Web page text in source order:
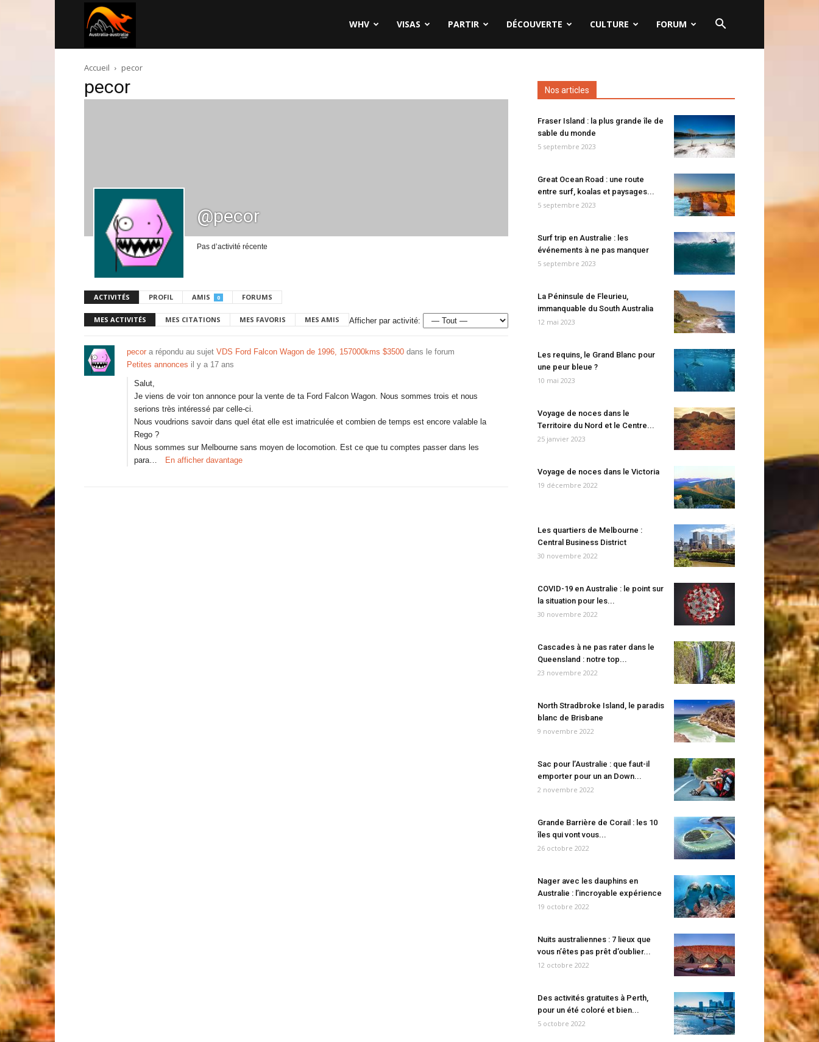
australie.com
WHV VISAS PARTIR DÉCOUVERTE CULTURE FORUM
Accueil pecor
pecor
@pecor
Pas d’activité récente
ACTIVITÉS PROFIL AMIS 0 FORUMS
MES ACTIVITÉS MES CITATIONS MES FAVORIS MES AMIS Afficher par activité:
pecor a répondu au sujet VDS Ford Falcon Wagon de 1996, 157000kms $3500 dans le forum
Petites annonces il y a 17 ans
Salut,
Je viens de voir ton annonce pour la vente de ta Ford Falcon Wagon. Nous sommes trois et nous
serions très intéressé par celle-ci.
Nous voudrions savoir dans quel état elle est imatriculée et combien de temps est encore valable la
Rego ?
Nous sommes sur Melbourne sans moyen de locomotion. Est ce que tu comptes passer dans les
para…
En afficher davantage
Nos articles
Fraser Island : la plus grande île de
sable du monde
5 septembre 2023
Great Ocean Road : une route
entre surf, koalas et paysages...
5 septembre 2023
Surf trip en Australie : les
événements à ne pas manquer
5 septembre 2023
La Péninsule de Fleurieu,
immanquable du South Australia
12 mai 2023
Les requins, le Grand Blanc pour
une peur bleue ?
10 mai 2023
Voyage de noces dans le
Territoire du Nord et le Centre...
25 janvier 2023
Voyage de noces dans le Victoria
19 décembre 2022
Les quartiers de Melbourne :
Central Business District
30 novembre 2022
COVID-19 en Australie : le point sur
la situation pour les...
30 novembre 2022
Cascades à ne pas rater dans le
Queensland : notre top...
23 novembre 2022
North Stradbroke Island, le paradis
blanc de Brisbane
9 novembre 2022
Sac pour l’Australie : que faut-il
emporter pour un an Down...
2 novembre 2022
Grande Barrière de Corail : les 10
îles qui vont vous...
26 octobre 2022
Nager avec les dauphins en
Australie : l’incroyable expérience
19 octobre 2022
Nuits australiennes : 7 lieux que
vous n’êtes pas prêt d’oublier...
12 octobre 2022
Des activités gratuites à Perth,
pour un été coloré et bien...
5 octobre 2022